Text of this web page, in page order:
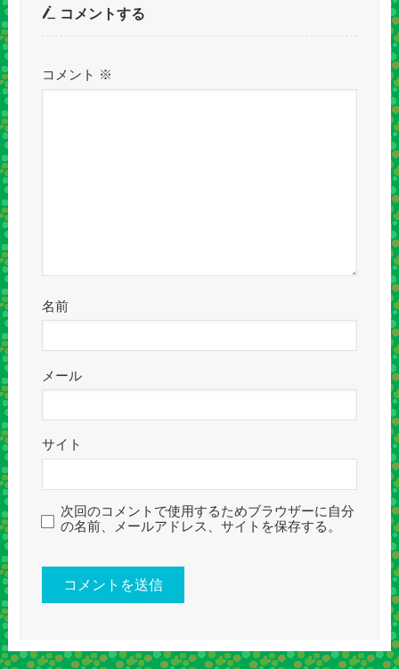
コメントする
コメント ※
名前
メール
サイト
次回のコメントで使用するためブラウザーに自分
の名前、メールアドレス、サイトを保存する。